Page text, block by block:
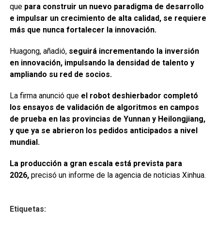
que para construir un nuevo paradigma de desarrollo
e impulsar un crecimiento de alta calidad, se requiere
más que nunca fortalecer la innovación.
Huagong, añadió, seguirá incrementando la inversión
en innovación, impulsando la densidad de talento y
ampliando su red de socios.
La firma anunció que el robot deshierbador completó
los ensayos de validación de algoritmos en campos
de prueba en las provincias de Yunnan y Heilongjiang,
y que ya se abrieron los pedidos anticipados a nivel
mundial.
La producción a gran escala está prevista para
2026, precisó un informe de la agencia de noticias Xinhua.
Etiquetas: